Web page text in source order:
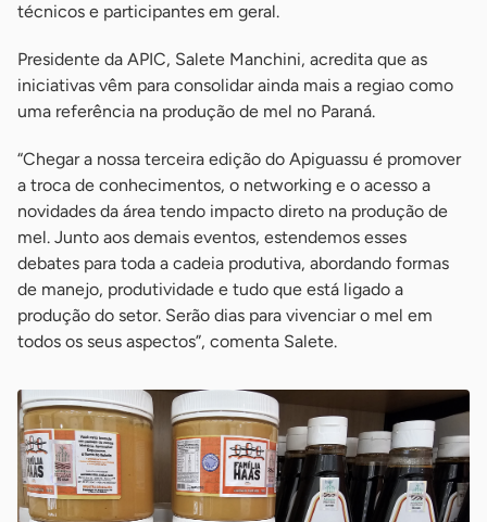
técnicos e participantes em geral.
Presidente da APIC, Salete Manchini, acredita que as
iniciativas vêm para consolidar ainda mais a regiao como
uma referência na produção de mel no Paraná.
“Chegar a nossa terceira edição do Apiguassu é promover
a troca de conhecimentos, o networking e o acesso a
novidades da área tendo impacto direto na produção de
mel. Junto aos demais eventos, estendemos esses
debates para toda a cadeia produtiva, abordando formas
de manejo, produtividade e tudo que está ligado a
produção do setor. Serão dias para vivenciar o mel em
todos os seus aspectos”, comenta Salete.